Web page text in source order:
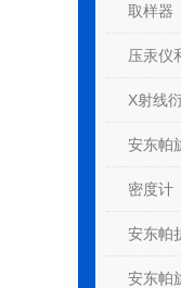
取样器
压汞仪
X射线
安东帕
密度计
安东帕
安东帕